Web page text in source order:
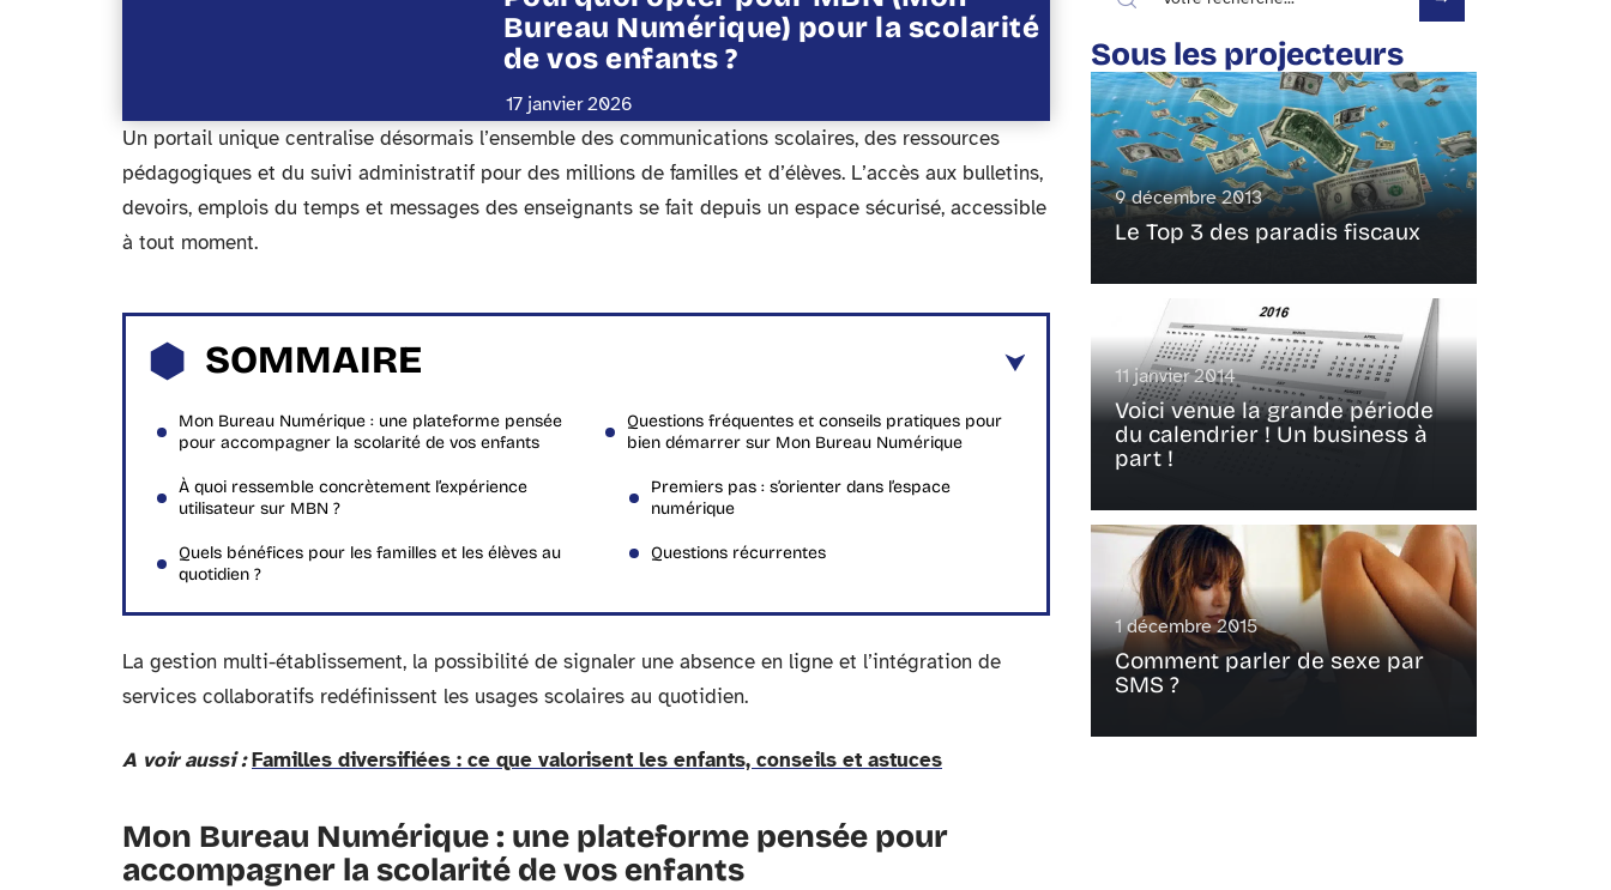
Bureau Numérique) pour la scolarité
de vos enfants ?
17 janvier 2026
Un portail unique centralise désormais l’ensemble des communications scolaires, des ressources
pédagogiques et du suivi administratif pour des millions de familles et d’élèves. L’accès aux bulletins,
devoirs, emplois du temps et messages des enseignants se fait depuis un espace sécurisé, accessible
à tout moment.
SOMMAIRE
Mon Bureau Numérique : une plateforme pensée
pour accompagner la scolarité de vos enfants
À quoi ressemble concrètement l’expérience
utilisateur sur MBN ?
Quels bénéfices pour les familles et les élèves au
quotidien ?
Questions fréquentes et conseils pratiques pour
bien démarrer sur Mon Bureau Numérique
Premiers pas : s’orienter dans l’espace
numérique
Questions récurrentes
La gestion multi-établissement, la possibilité de signaler une absence en ligne et l’intégration de
services collaboratifs redéfinissent les usages scolaires au quotidien.
A voir aussi : Familles diversifiées : ce que valorisent les enfants, conseils et astuces
Mon Bureau Numérique : une plateforme pensée pour
accompagner la scolarité de vos enfants
Sous les projecteurs
9 décembre 2013
Le Top 3 des paradis fiscaux
11 janvier 2014
Voici venue la grande période
du calendrier ! Un business à
part !
1 décembre 2015
Comment parler de sexe par
SMS ?